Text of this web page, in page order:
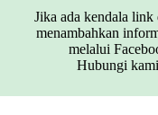
Jika ada kendala
menambahkan
melalui
Hubungi